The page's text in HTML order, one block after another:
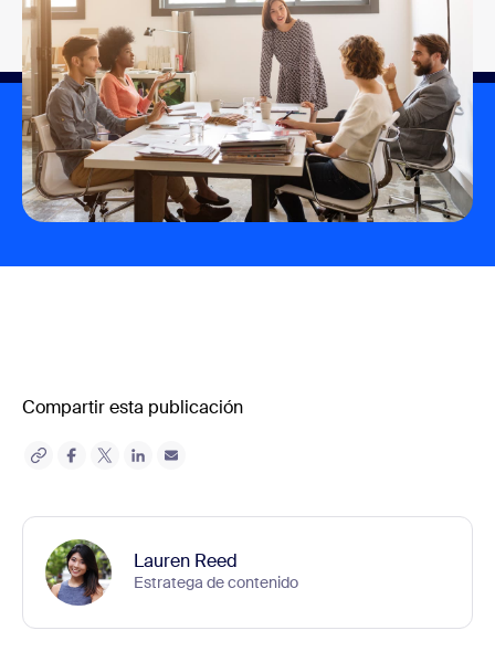
Compartir esta publicación
Lauren Reed
Estratega de contenido